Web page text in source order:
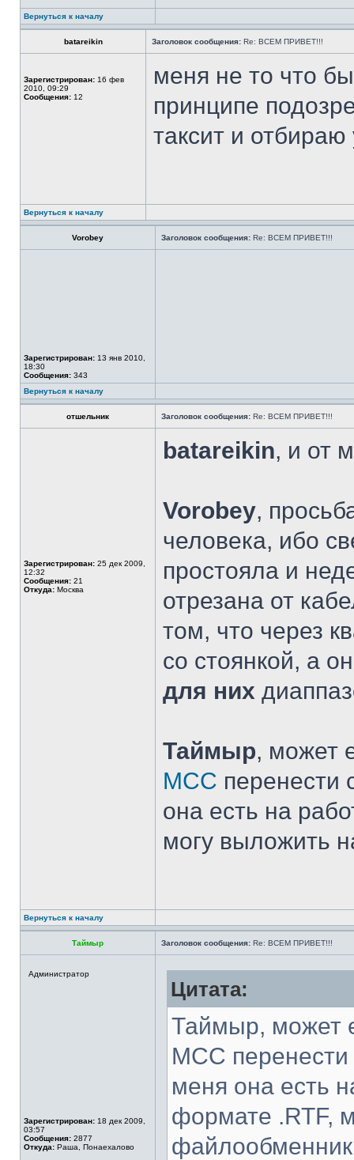
Вернуться к началу
batareikin Заголовок сообщения: Re: ВСЕМ ПРИВЕТ!!!
Зарегистрирован: 16 фев
2010, 09:29
Сообщения: 12
меня не то что
принципе
таксит и отбираю
Вернуться к началу
Vorobey Заголовок сообщения: Re: ВСЕМ ПРИВЕТ!!!
Зарегистрирован: 13 янв 2010,
18:30
Сообщения: 343
Вернуться к началу
отшельник Заголовок сообщения: Re: ВСЕМ ПРИВЕТ!!!
Зарегистрирован: 25 дек 2009,
12:32
Сообщения: 21
Откуда: Москва
batareikin, и от
Vorobey,
человека, ибо
простояла и
отрезана от
том, что через
со стоянкой, а
для них
Таймыр, может
МСС перенести
она есть на
могу выложить
Вернуться к началу
Таймыр Заголовок сообщения: Re: ВСЕМ ПРИВЕТ!!!
Администратор
Зарегистрирован: 18 дек 2009,
03:57
Сообщения: 2877
Откуда: Раша, Понаехалово
Цитата:
Таймыр, может
МСС перенести
меня она есть
формате .RTF,